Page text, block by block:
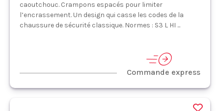
caoutchouc. Crampons espacés pour limiter
l’encrassement. Un design qui casse les codes de la
chaussure de sécurité classique. Normes : S3 L HI ...
Commande express